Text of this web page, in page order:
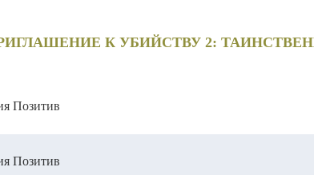
К УБИЙСТВУ 2:
Позитив
Позитив